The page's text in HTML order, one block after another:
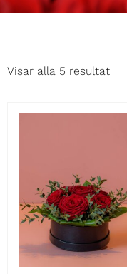
Visar alla 5 resultat